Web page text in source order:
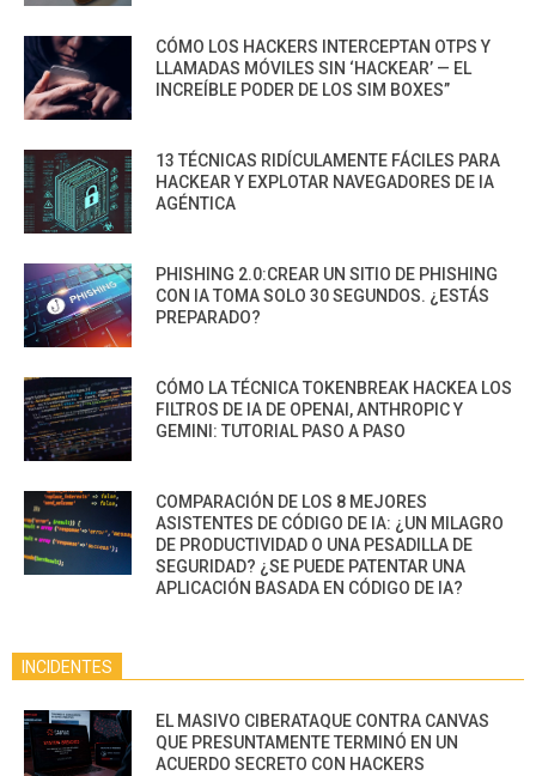
CÓMO LOS HACKERS INTERCEPTAN OTPS Y
LLAMADAS MÓVILES SIN ‘HACKEAR’ — EL
INCREÍBLE PODER DE LOS SIM BOXES”
13 TÉCNICAS RIDÍCULAMENTE FÁCILES PARA
HACKEAR Y EXPLOTAR NAVEGADORES DE IA
AGÉNTICA
PHISHING 2.0:CREAR UN SITIO DE PHISHING
CON IA TOMA SOLO 30 SEGUNDOS. ¿ESTÁS
PREPARADO?
CÓMO LA TÉCNICA TOKENBREAK HACKEA LOS
FILTROS DE IA DE OPENAI, ANTHROPIC Y
GEMINI: TUTORIAL PASO A PASO
COMPARACIÓN DE LOS 8 MEJORES
ASISTENTES DE CÓDIGO DE IA: ¿UN MILAGRO
DE PRODUCTIVIDAD O UNA PESADILLA DE
SEGURIDAD? ¿SE PUEDE PATENTAR UNA
APLICACIÓN BASADA EN CÓDIGO DE IA?
INCIDENTES
EL MASIVO CIBERATAQUE CONTRA CANVAS
QUE PRESUNTAMENTE TERMINÓ EN UN
ACUERDO SECRETO CON HACKERS